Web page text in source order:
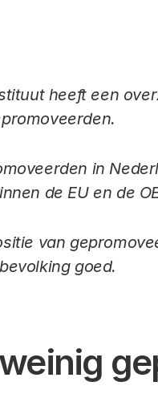
heeft een
in
de EU en de
van
goed.